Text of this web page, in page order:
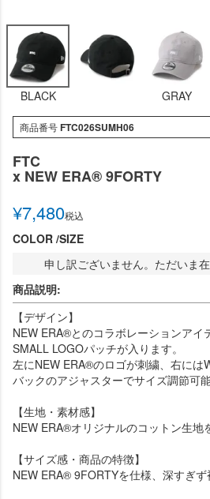
BLACK GRAY
商品番号FTC026SUMH06
FTC
x NEW ERA®︎ 9FORTY
¥7,480税込
COLOR SIZE
申し訳ございません。ただいま
商品説明:
【デザイン】
NEW ERA®︎とのコラボレーションアイ
SMALL LOGOパッチが入ります。
左にNEW ERA®︎のロゴが刺繍、右には
バックのアジャスターでサイズ調節可能
【生地・素材感】
NEW ERA®︎オリジナルのコットン生地
【サイズ感・商品の特徴】
NEW ERA®︎ 9FORTYを仕様、深すぎず